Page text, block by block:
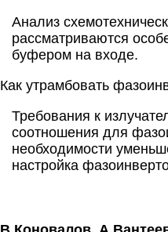
Анализ
рассматриваются
буфером на входе.
Как утрамбовать
Требования к
соотношения для
необходимости
настройка